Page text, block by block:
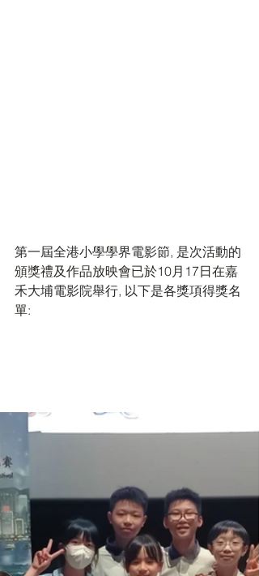
第一屆全港小學學界電影節, 是次活動的
頒獎禮及作品放映會已於10月17日在嘉
禾大埔電影院舉行, 以下是各獎項得獎名
單: